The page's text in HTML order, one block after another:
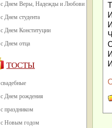
с Днем Веры, Надежды и Любови
с Днем студента
с Днем Конституции
с Днем отца
ТОСТЫ
свадебные
с Днем рождения
с праздником
с Новым годом